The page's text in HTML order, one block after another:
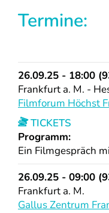
Termine:
26.09.25 - 18:00
Frankfurt a. M. -
Filmforum Höchst
TICKETS
Programm:
Ein Filmgespräch
26.09.25 - 09:00
Frankfurt a. M.
Gallus Zentrum